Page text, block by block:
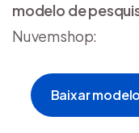
modelo de
Nuvemshop:
Baixar